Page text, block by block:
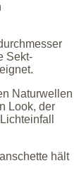
Sekt-
Naturwellen
Look, der
hält